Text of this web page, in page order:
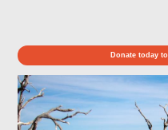
Donate today